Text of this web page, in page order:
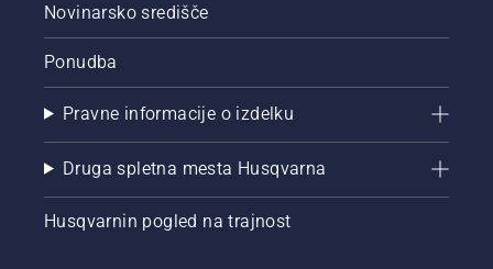
Novinarsko središče
Ponudba
Pravne informacije o izdelku
Druga spletna mesta Husqvarna
Husqvarnin pogled na trajnost